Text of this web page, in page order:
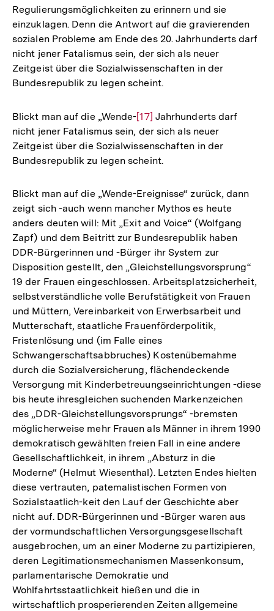
Regulierungsmöglichkeiten zu erinnern und sie
einzuklagen. Denn die Antwort auf die gravierenden
sozialen Probleme am Ende des 20. Jahrhunderts darf
nicht jener Fatalismus sein, der sich als neuer
Zeitgeist über die Sozialwissenschaften in der
Bundesrepublik zu legen scheint.
Blickt man auf die „Wende-Zur
Auflösung
der
Fußnote
[17] Jahrhunderts darf
nicht jener Fatalismus sein, der sich als neuer
Zeitgeist über die Sozialwissenschaften in der
Bundesrepublik zu legen scheint.
Blickt man auf die „Wende-Ereignisse“ zurück, dann
zeigt sich -auch wenn mancher Mythos es heute
anders deuten will: Mit „Exit and Voice“ (Wolfgang
Zapf) und dem Beitritt zur Bundesrepublik haben
DDR-Bürgerinnen und -Bürger ihr System zur
Disposition gestellt, den „Gleichstellungsvorsprung“
19 der Frauen eingeschlossen. Arbeitsplatzsicherheit,
selbstverständliche volle Berufstätigkeit von Frauen
und Müttern, Vereinbarkeit von Erwerbsarbeit und
Mutterschaft, staatliche Frauenförderpolitik,
Fristenlösung und (im Falle eines
Schwangerschaftsabbruches) Kostenübemahme
durch die Sozialversicherung, flächendeckende
Versorgung mit Kinderbetreuungseinrichtungen -diese
bis heute ihresgleichen suchenden Markenzeichen
des „DDR-Gleichstellungsvorsprungs“ -bremsten
möglicherweise mehr Frauen als Männer in ihrem 1990
demokratisch gewählten freien Fall in eine andere
Gesellschaftlichkeit, in ihrem „Absturz in die
Moderne“ (Helmut Wiesenthal). Letzten Endes hielten
diese vertrauten, patemalistischen Formen von
Sozialstaatlich-keit den Lauf der Geschichte aber
nicht auf. DDR-Bürgerinnen und -Bürger waren aus
der vormundschaftlichen Versorgungsgesellschaft
ausgebrochen, um an einer Moderne zu partizipieren,
deren Legitimationsmechanismen Massenkonsum,
parlamentarische Demokratie und
Wohlfahrtsstaatlichkeit hießen und die in
wirtschaftlich prosperierenden Zeiten allgemeine